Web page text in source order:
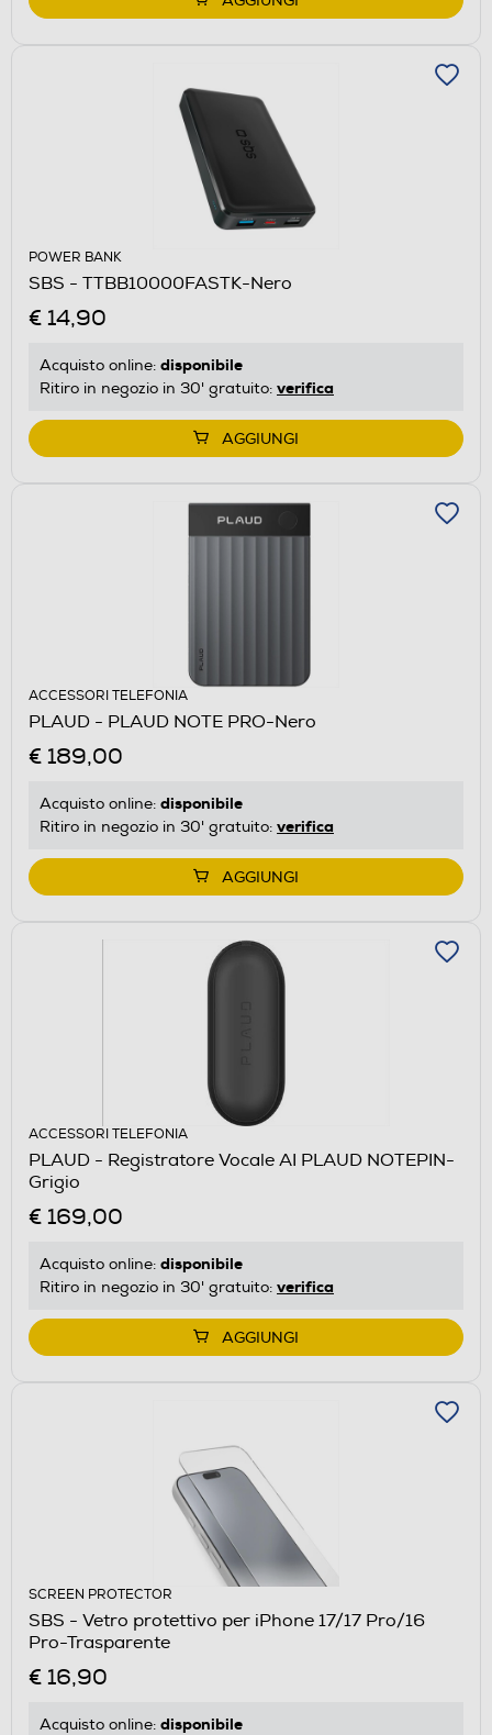
POWER BANK
SBS - TTBB10000FASTK-Nero
€ 14,90
Acquisto online: disponibile
Ritiro in negozio in 30' gratuito: verifica
AGGIUNGI
ACCESSORI TELEFONIA
PLAUD - PLAUD NOTE PRO-Nero
€ 189,00
Acquisto online: disponibile
Ritiro in negozio in 30' gratuito: verifica
AGGIUNGI
ACCESSORI TELEFONIA
PLAUD - Registratore Vocale AI PLAUD NOTEPIN-
Grigio
€ 169,00
Acquisto online: disponibile
Ritiro in negozio in 30' gratuito: verifica
AGGIUNGI
SCREEN PROTECTOR
SBS - Vetro protettivo per iPhone 17/17 Pro/16
Pro-Trasparente
€ 16,90
Acquisto online: disponibile